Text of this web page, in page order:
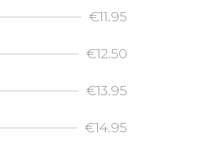
€11.95
€12.50
€13.95
€14.95